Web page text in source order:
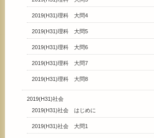
2019(H31)理科 大問4
2019(H31)理科 大問5
2019(H31)理科 大問6
2019(H31)理科 大問7
2019(H31)理科 大問8
2019(H31)社会
2019(H31)社会 はじめに
2019(H31)社会 大問1